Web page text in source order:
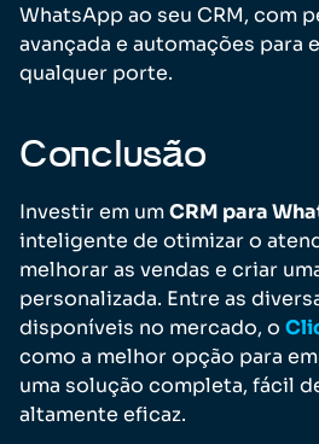
WhatsApp ao seu CRM, com
avançada e automações para
qualquer porte.
Conclusão
Investir em umCRM para
inteligente de otimizar o
melhorar as vendas e criar
personalizada. Entre as
disponíveis no mercado, o
como a melhor opção para
uma solução completa, fácil
altamente eficaz.